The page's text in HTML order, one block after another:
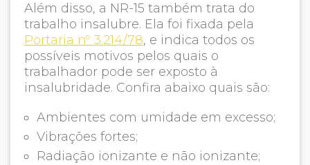
Além disso, a NR-15 também trata do
trabalho insalubre. Ela foi fixada pela
Portaria nº 3.214/78, e indica todos os
possíveis motivos pelos quais o
trabalhador pode ser exposto à
insalubridade. Confira abaixo quais são:
Ambientes com umidade em excesso;
Vibrações fortes;
Radiação ionizante e não ionizante;